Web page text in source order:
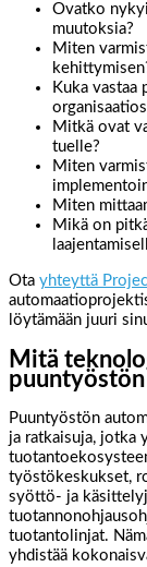
Ovatko
muutoksia?
Miten
Kuka
Mitkä ovat
tuelle?
Miten
Miten
Mikä on
Ota yhteyttä
löytämään juuri
Mitä
Puuntyöstön
ja ratkaisuja, jotka
työstökeskukset,
syöttö- ja
tuotantolinjat.
yhdistää